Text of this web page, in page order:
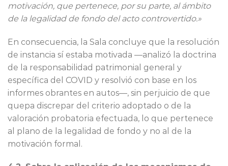
motivación, que pertenece, por su parte, al ámbito
de la legalidad de fondo del acto controvertido.»
En consecuencia, la Sala concluye que la resolución
de instancia sí estaba motivada —analizó la doctrina
de la responsabilidad patrimonial general y
específica del COVID y resolvió con base en los
informes obrantes en autos—, sin perjuicio de que
quepa discrepar del criterio adoptado o de la
valoración probatoria efectuada, lo que pertenece
al plano de la legalidad de fondo y no al de la
motivación formal.